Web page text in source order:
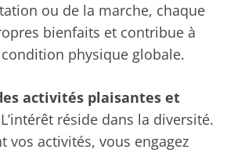
ou de la marche, chaque
bienfaits et contribue à
physique globale.
activités plaisantes et
réside dans la diversité.
vos activités, vous engagez